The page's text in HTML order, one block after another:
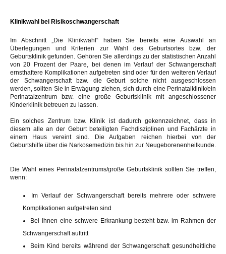
Klinikwahl bei Risikoschwangerschaft
Im Abschnitt „Die Klinikwahl“ haben Sie bereits eine Auswahl an
Überlegungen und Kriterien zur Wahl des Geburtsortes bzw. der
Geburtsklinik gefunden. Gehören Sie allerdings zu der statistischen Anzahl
von 20 Prozent der Paare, bei denen im Verlauf der Schwangerschaft
ernsthaftere Komplikationen aufgetreten sind oder für den weiteren Verlauf
der Schwangerschaft bzw. die Geburt solche nicht ausgeschlossen
werden, sollten Sie in Erwägung ziehen, sich durch eine Perinatalklinik/ein
Perinatalzentrum bzw. eine große Geburtsklinik mit angeschlossener
Kinderklinik betreuen zu lassen.
Ein solches Zentrum bzw. Klinik ist dadurch gekennzeichnet, dass in
diesem alle an der Geburt beteiligten Fachdisziplinen und Fachärzte in
einem Haus vereint sind. Die Aufgaben reichen hierbei von der
Geburtshilfe über die Narkosemedizin bis hin zur Neugeborenenheilkunde.
Die Wahl eines Perinatalzentrums/große Geburtsklinik sollten Sie treffen,
wenn:
Im Verlauf der Schwangerschaft bereits mehrere oder schwere
Komplikationen aufgetreten sind
Bei Ihnen eine schwere Erkrankung besteht bzw. im Rahmen der
Schwangerschaft auftritt
Beim Kind bereits während der Schwangerschaft gesundheitliche